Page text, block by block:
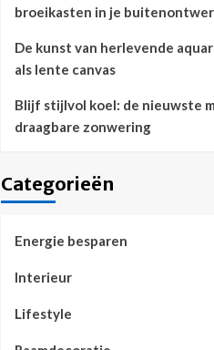
broeikasten in je
De kunst van herlevende
als lente canvas
Blijf stijlvol koel: de nieuwste
draagbare zonwering
Categorieën
Energie besparen
Interieur
Lifestyle